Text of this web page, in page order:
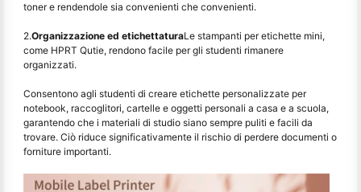
toner e rendendole sia convenienti che convenienti.
2.Organizzazione ed etichettaturaLe stampanti per etichette mini,
come HPRT Qutie, rendono facile per gli studenti rimanere
organizzati.
Consentono agli studenti di creare etichette personalizzate per
notebook, raccoglitori, cartelle e oggetti personali a casa e a scuola,
garantendo che i materiali di studio siano sempre puliti e facili da
trovare. Ciò riduce significativamente il rischio di perdere documenti o
forniture importanti.